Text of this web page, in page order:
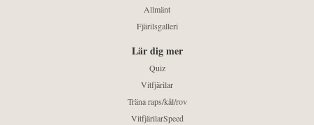
Allmänt
Fjärilsgalleri
Lär dig mer
Quiz
Vitfjärilar
Träna raps/kål/rov
VitfjärilarSpeed